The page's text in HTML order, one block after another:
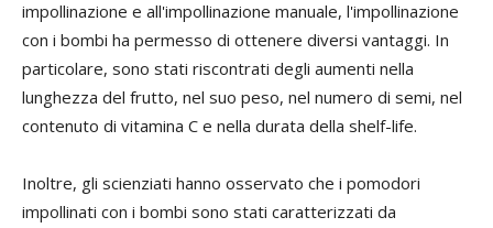
impollinazione e all'impollinazione manuale, l'impollinazione
con i bombi ha permesso di ottenere diversi vantaggi. In
particolare, sono stati riscontrati degli aumenti nella
lunghezza del frutto, nel suo peso, nel numero di semi, nel
contenuto di vitamina C e nella durata della shelf-life.
Inoltre, gli scienziati hanno osservato che i pomodori
impollinati con i bombi sono stati caratterizzati da